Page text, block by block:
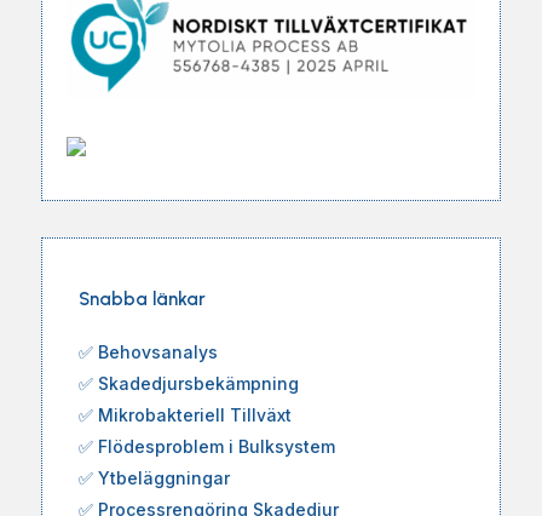
Snabba länkar
✅ Behovsanalys
✅ Skadedjursbekämpning
✅ Mikrobakteriell Tillväxt
✅ Flödesproblem i Bulksystem
✅ Ytbeläggningar
✅ Processrengöring Skadedjur